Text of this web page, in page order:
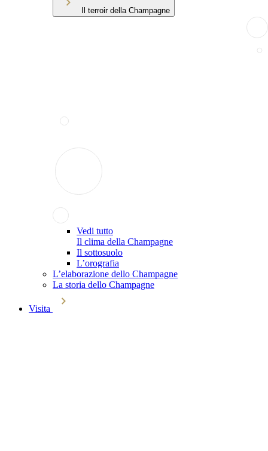
Il terroir della Champagne
Vedi tutto
Il clima della Champagne
Il sottosuolo
L’orografia
L’elaborazione dello Champagne
La storia dello Champagne
Visita